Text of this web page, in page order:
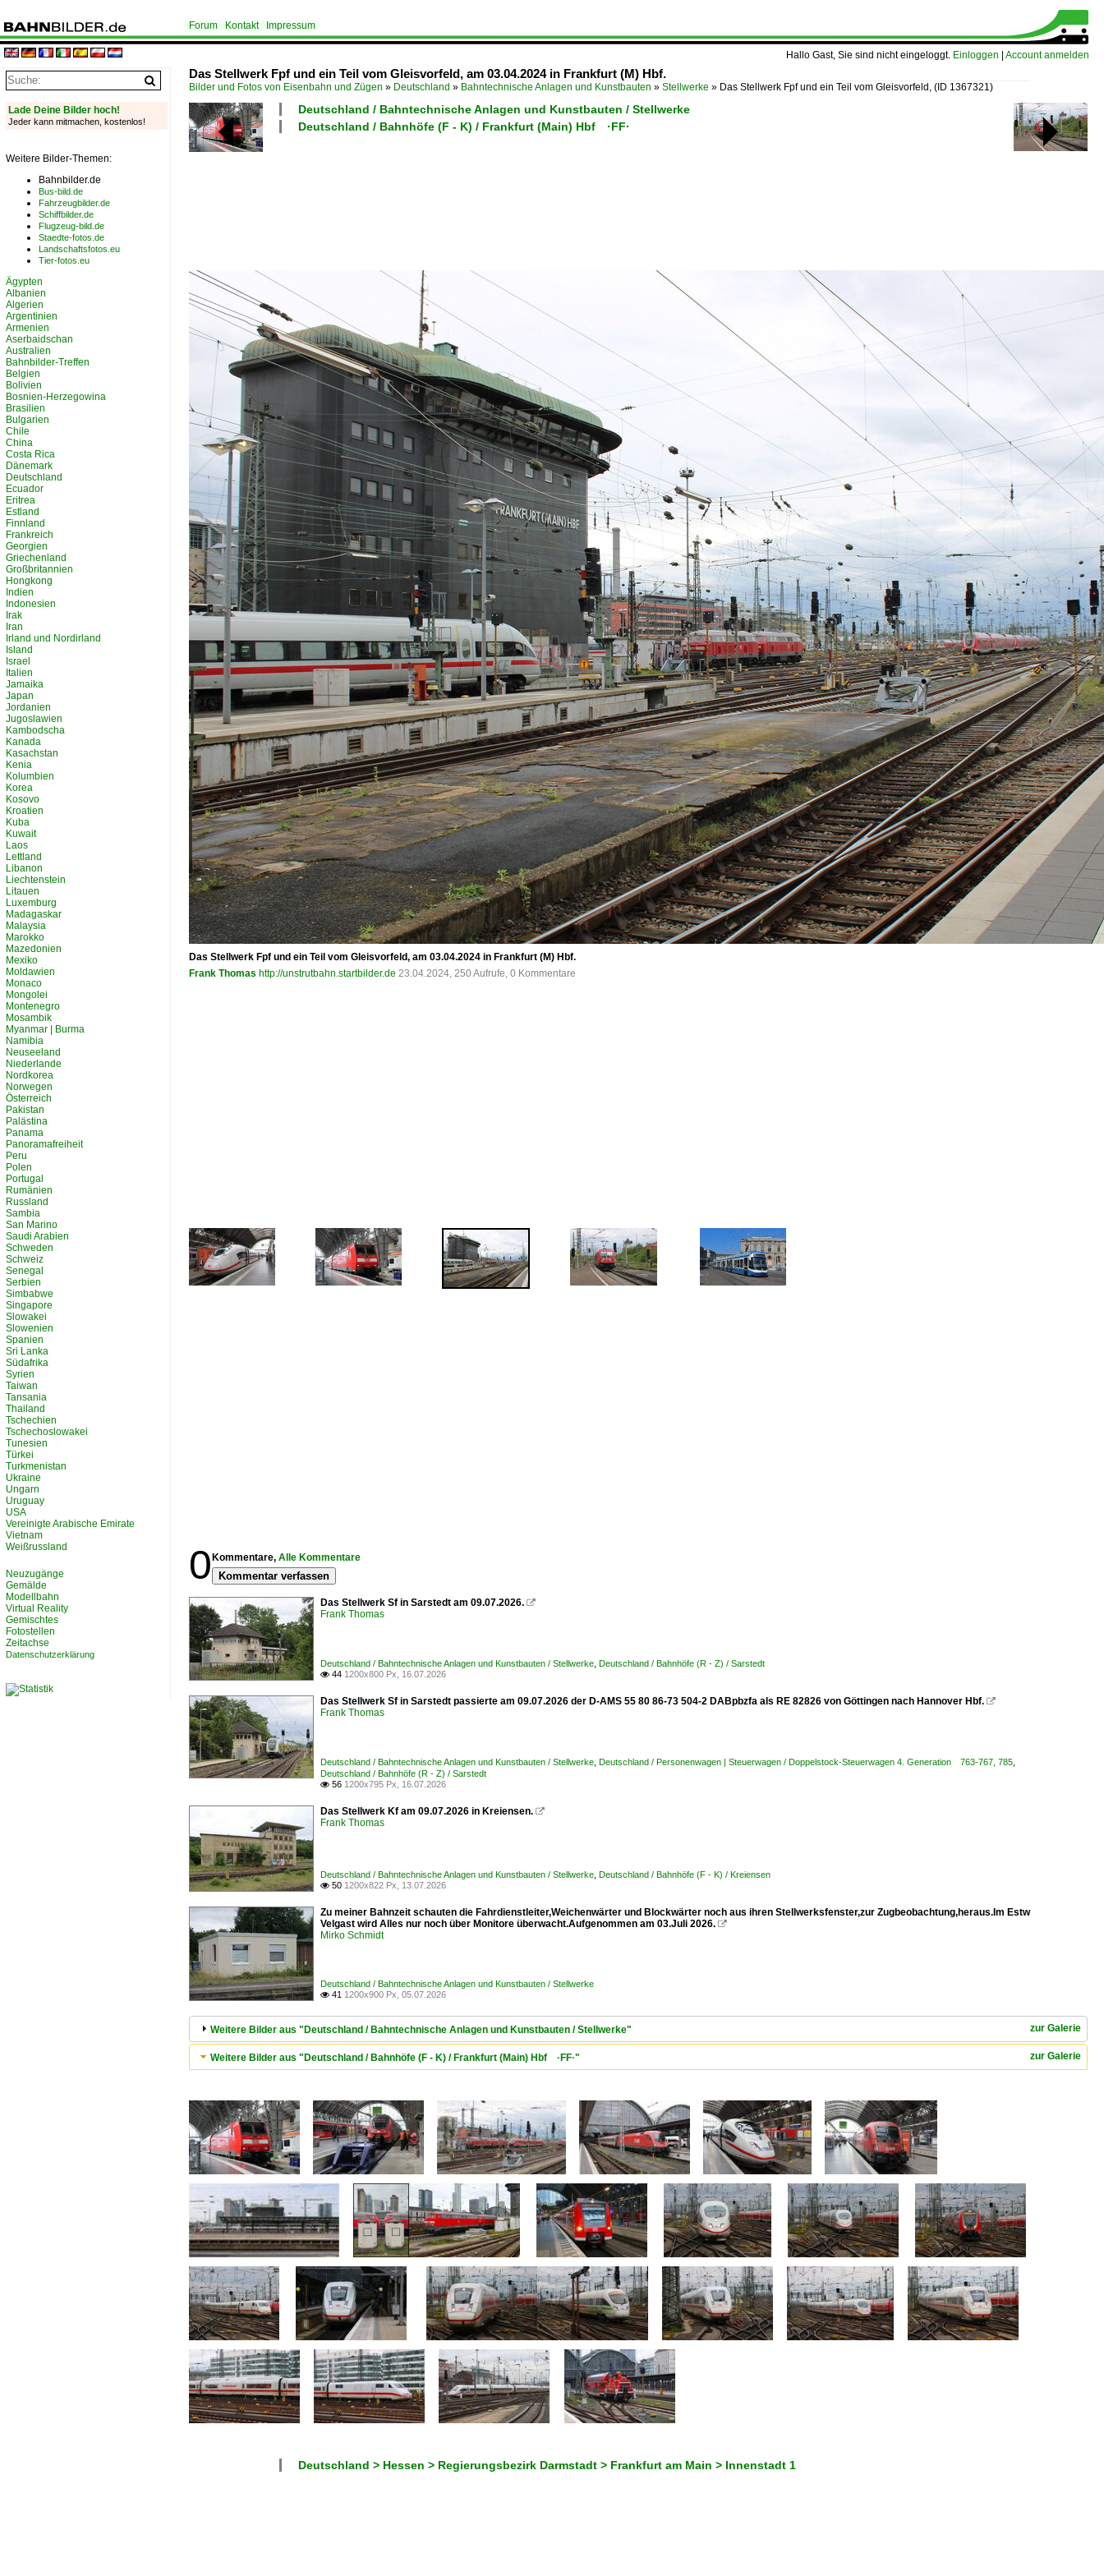
Hallo Gast, Sie sind nicht eingeloggt. Einloggen Account anmelden
Forum Kontakt Impressum
Das Stellwerk Fpf und ein Teil vom Gleisvorfeld, am 03.04.2024 in Frankfurt (M) Hbf.
Bilder und Fotos von Eisenbahn und Zügen » Deutschland » Bahntechnische Anlagen und Kunstbauten » Stellwerke » Das Stellwerk Fpf und ein Teil vom Gleisvorfeld, (ID 1367321)
Deutschland / Bahntechnische Anlagen und Kunstbauten / Stellwerke
Deutschland / Bahnhöfe (F - K) / Frankfurt (Main) Hbf ·FF·
Das Stellwerk Fpf und ein Teil vom Gleisvorfeld, am 03.04.2024 in Frankfurt (M) Hbf.
Frank Thomas http://unstrutbahn.startbilder.de 23.04.2024, 250 Aufrufe, 0 Kommentare
0 Kommentare, Alle Kommentare
Kommentar verfassen
Das Stellwerk Sf in Sarstedt am 09.07.2026. 
Frank Thomas
Deutschland / Bahntechnische Anlagen und Kunstbauten / Stellwerke Deutschland / Bahnhöfe (R - Z) / Sarstedt
 44 1200x800 Px, 16.07.2026
Das Stellwerk Sf in Sarstedt passierte am 09.07.2026 der D-AMS 55 80 86-73 504-2 DABpbzfa als RE 82826 von Göttingen nach Hannover Hbf. 
Frank Thomas
Deutschland / Bahntechnische Anlagen und Kunstbauten / Stellwerke Deutschland / Personenwagen | Steuerwagen / Doppelstock-Steuerwagen 4. Generation 763-767, 785
Deutschland / Bahnhöfe (R - Z) / Sarstedt
 56 1200x795 Px, 16.07.2026
Das Stellwerk Kf am 09.07.2026 in Kreiensen. 
Frank Thomas
Deutschland / Bahntechnische Anlagen und Kunstbauten / Stellwerke Deutschland / Bahnhöfe (F - K) / Kreiensen
 50 1200x822 Px, 13.07.2026
Zu meiner Bahnzeit schauten die Fahrdienstleiter,Weichenwärter und Blockwärter noch aus ihren Stellwerksfenster,zur Zugbeobachtung,heraus.Im Estw
Velgast wird Alles nur noch über Monitore überwacht.Aufgenommen am 03.Juli 2026. 
Mirko Schmidt
Deutschland / Bahntechnische Anlagen und Kunstbauten / Stellwerke
 41 1200x900 Px, 05.07.2026
zur Galerie
Weitere Bilder aus "Deutschland / Bahntechnische Anlagen und Kunstbauten / Stellwerke"
zur Galerie
Weitere Bilder aus "Deutschland / Bahnhöfe (F - K) / Frankfurt (Main) Hbf ·FF·"
Deutschland > Hessen > Regierungsbezirk Darmstadt > Frankfurt am Main > Innenstadt 1
Lade Deine Bilder hoch!
Jeder kann mitmachen, kostenlos!
Weitere Bilder-Themen:
Bahnbilder.de
Bus-bild.de
Fahrzeugbilder.de
Schiffbilder.de
Flugzeug-bild.de
Staedte-fotos.de
Landschaftsfotos.eu
Tier-fotos.eu
Ägypten
Albanien
Algerien
Argentinien
Armenien
Aserbaidschan
Australien
Bahnbilder-Treffen
Belgien
Bolivien
Bosnien-Herzegowina
Brasilien
Bulgarien
Chile
China
Costa Rica
Dänemark
Deutschland
Ecuador
Eritrea
Estland
Finnland
Frankreich
Georgien
Griechenland
Großbritannien
Hongkong
Indien
Indonesien
Irak
Iran
Irland und Nordirland
Island
Israel
Italien
Jamaika
Japan
Jordanien
Jugoslawien
Kambodscha
Kanada
Kasachstan
Kenia
Kolumbien
Korea
Kosovo
Kroatien
Kuba
Kuwait
Laos
Lettland
Libanon
Liechtenstein
Litauen
Luxemburg
Madagaskar
Malaysia
Marokko
Mazedonien
Mexiko
Moldawien
Monaco
Mongolei
Montenegro
Mosambik
Myanmar | Burma
Namibia
Neuseeland
Niederlande
Nordkorea
Norwegen
Österreich
Pakistan
Palästina
Panama
Panoramafreiheit
Peru
Polen
Portugal
Rumänien
Russland
Sambia
San Marino
Saudi Arabien
Schweden
Schweiz
Senegal
Serbien
Simbabwe
Singapore
Slowakei
Slowenien
Spanien
Sri Lanka
Südafrika
Syrien
Taiwan
Tansania
Thailand
Tschechien
Tschechoslowakei
Tunesien
Türkei
Turkmenistan
Ukraine
Ungarn
Uruguay
USA
Vereinigte Arabische Emirate
Vietnam
Weißrussland
Neuzugänge
Gemälde
Modellbahn
Virtual Reality
Gemischtes
Fotostellen
Zeitachse
Datenschutzerklärung